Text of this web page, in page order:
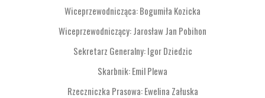
Wiceprzewodnicząca: Bogumiła Kozicka
Wiceprzewodniczący: Jarosław Jan Pobihon
Sekretarz Generalny: Igor Dziedzic
Skarbnik: Emil Plewa
Rzeczniczka Prasowa: Ewelina Załuska